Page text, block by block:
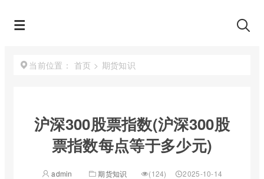
当前位置： 首页 > 期货知识
沪深300股票指数(沪深300股
票指数每点等于多少元)
admin 期货知识 (124)
2025-10-14